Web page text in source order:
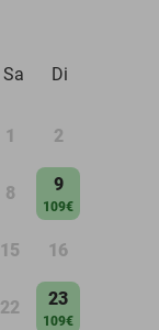
Sa Di
1 2
8 9
109€
15 16
22 23
109€